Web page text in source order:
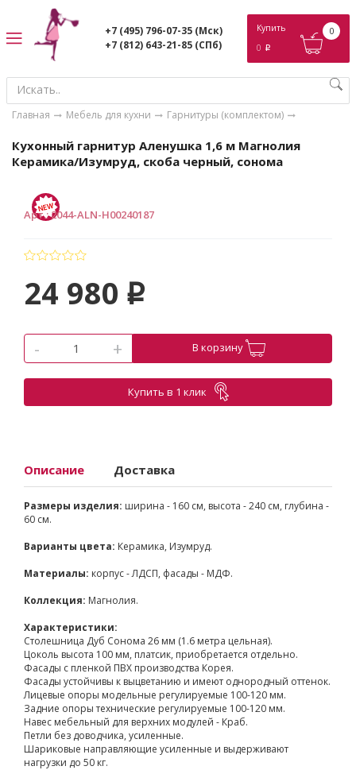
+7 (495) 796-07-35 (Мск)
+7 (812) 643-21-85 (СПб)
Купить
0 p
0
Главная Мебель для кухни Гарнитуры (комплектом)
Кухонный гарнитур Аленушка 1,6 м Магнолия
Керамика/Изумруд, скоба черный, сонома
Арт.:2044-ALN-Н00240187
24 980 p
- + В корзину
Купить в 1 клик
Описание Доставка
Размеры изделия: ширина - 160 см, высота - 240 см, глубина -
60 см.
Варианты цвета: Керамика, Изумруд.
Материалы: корпус - ЛДСП, фасады - МДФ.
Коллекция: Магнолия.
Характеристики:
Столешница Дуб Сонома 26 мм (1.6 метра цельная).
Цоколь высота 100 мм, платсик, приобретается отдельно.
Фасады с пленкой ПВХ производства Корея.
Фасады устойчивы к выцветанию и имеют однородный оттенок.
Лицевые опоры модельные регулируемые 100-120 мм.
Задние опоры технические регулируемые 100-120 мм.
Навес мебельный для верхних модулей - Краб.
Петли без доводчика, усиленные.
Шариковые направляющие усиленные и выдерживают
нагрузки до 50 кг.